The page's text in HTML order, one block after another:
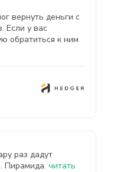
вернуть деньги с
Если у вас
обратиться к ним
раз дадут
Пирамида. читать